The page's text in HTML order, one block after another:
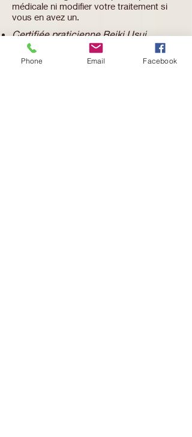
médicale ni modifier votre traitement si
vous en avez un.
Certifiée praticienne Reiki Usui
niveaux 1 et 2 Centre de Bien-être
Coeur à Corps, Pontoise
Certifiée praticienne Reiki Usui niveau
Phone Email Facebook